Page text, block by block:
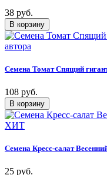
38 руб.
Семена Томат Спящий
108 руб.
Семена Кресс-салат
25 руб.